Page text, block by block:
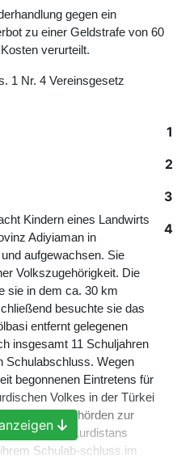
gegen ein
zu einer Geldstrafe von 60
verurteilt.
1 Nr. 4 Vereinsgesetz
1
2
3
4
Kindern eines Landwirts
Adiyiaman in
aufgewachsen. Sie
Volkszugehörigkeit. Die
sie in dem ca. 30 km
besuchte sie das
entfernt gelegenen
insgesamt 11 Schuljahren
Schulabschluss. Wegen
begonnenen Eintretens für
Volkes in der Türkei
Sicherheitsbehörden zur
Kurdistans
Schulab-schluss im